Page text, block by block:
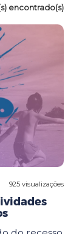
encontrado(s)
925 visualizações